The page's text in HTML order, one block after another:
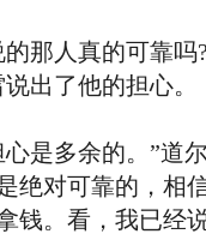
人真的可靠吗?
出了他的担心。
多余的。”道尔
绝对可靠的，相
钱。看，我已经